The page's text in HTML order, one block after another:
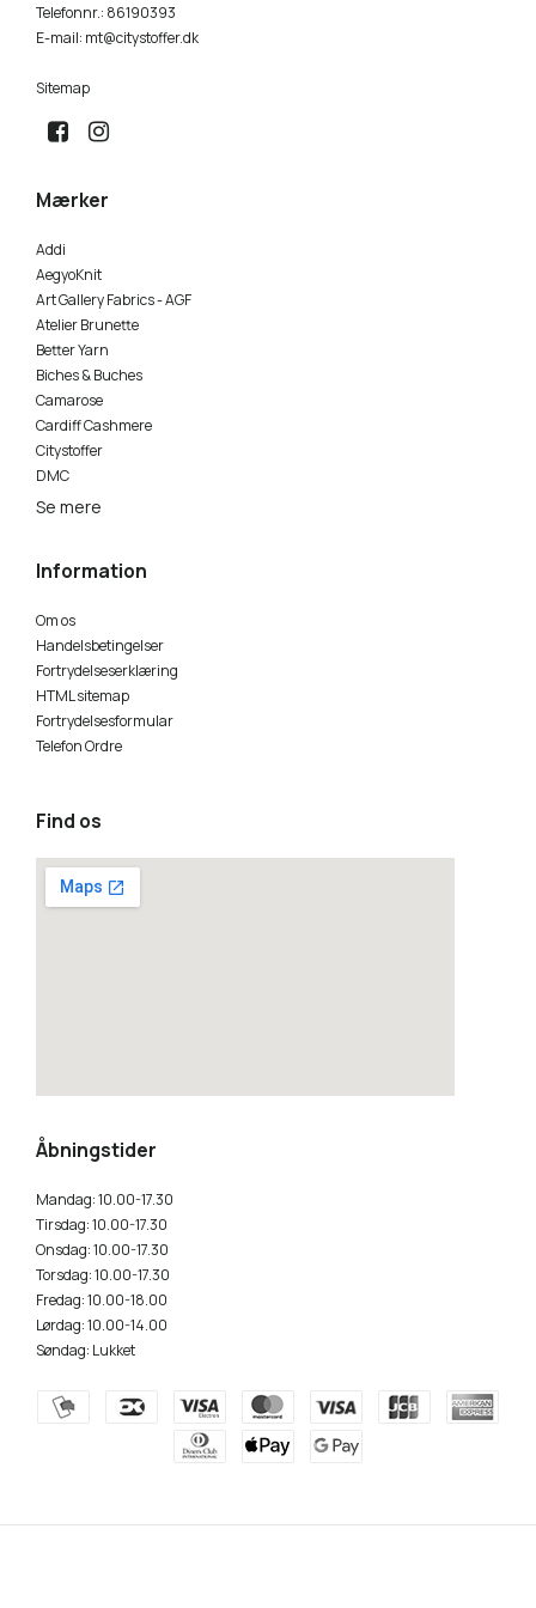
Telefonnr.: 86190393
E-mail: mt@citystoffer.dk
Sitemap
Mærker
Addi
AegyoKnit
Art Gallery Fabrics - AGF
Atelier Brunette
Better Yarn
Biches & Buches
Camarose
Cardiff Cashmere
Citystoffer
DMC
Se mere
Information
Om os
Handelsbetingelser
Fortrydelseserklæring
HTML sitemap
Fortrydelsesformular
Telefon Ordre
Find os
Åbningstider
Mandag: 10.00-17.30
Tirsdag: 10.00-17.30
Onsdag: 10.00-17.30
Torsdag: 10.00-17.30
Fredag: 10.00-18.00
Lørdag: 10.00-14.00
Søndag: Lukket